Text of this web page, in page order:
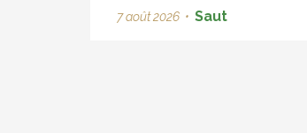
7 août 2026 • Saut